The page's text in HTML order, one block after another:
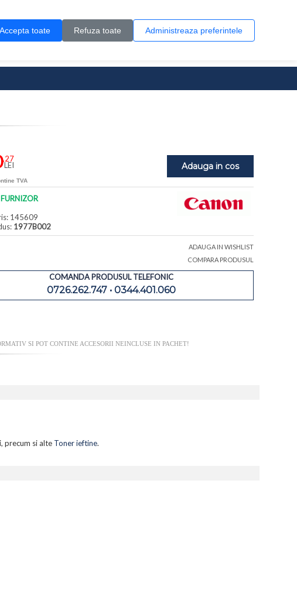
Accepta toate Refuza toate Administreaza preferintele
0 produs(e)
Adauga in cos
,27
LEI
TVA
145609
1977B002
ADAUGA IN WISHLIST
COMPARA PRODUSUL
COMANDA PRODUSUL TELEFONIC
0726.262.747 • 0344.401.060
SI POT CONTINE ACCESORII NEINCLUSE IN PACHET!
precum si alte Toner ieftine.